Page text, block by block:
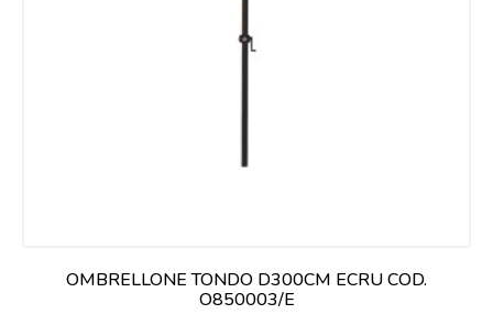
OMBRELLONE TONDO D300CM ECRU COD.
O850003/E